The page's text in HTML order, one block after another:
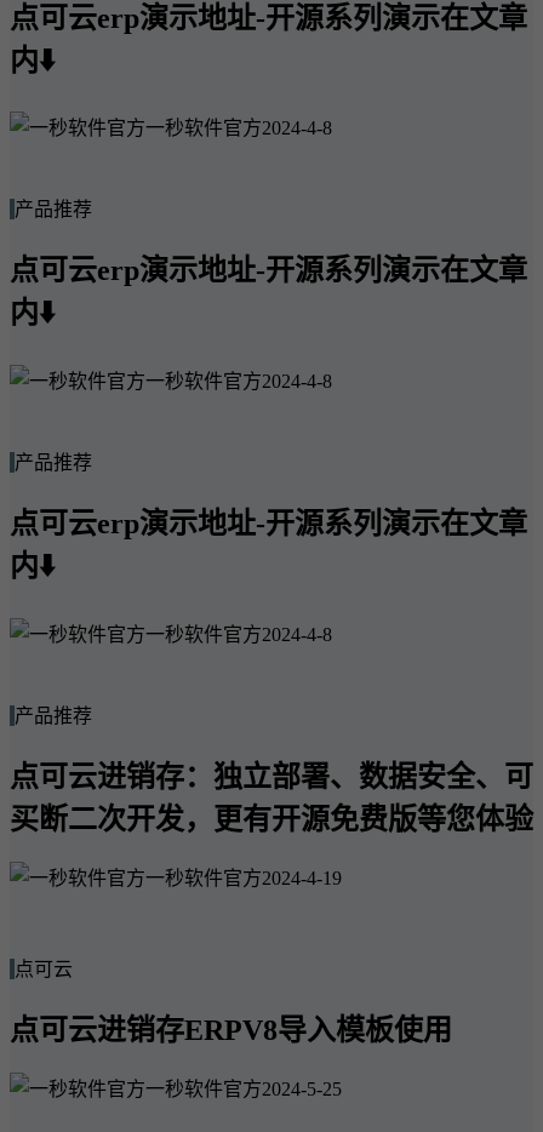
点可云erp演示地址-开源系列演示在文章
内⬇️
一秒软件官方2024-4-8
产品推荐
点可云erp演示地址-开源系列演示在文章
内⬇️
一秒软件官方2024-4-8
产品推荐
点可云erp演示地址-开源系列演示在文章
内⬇️
一秒软件官方2024-4-8
产品推荐
点可云进销存：独立部署、数据安全、可
买断二次开发，更有开源免费版等您体验
一秒软件官方2024-4-19
点可云
点可云进销存ERPV8导入模板使用
一秒软件官方2024-5-25